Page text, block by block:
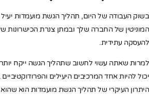
בשוק העבודה של היום, תהליך הגשת מועמדות יעיל
המוניטין של החברה שלך ובמתן צנרת הכישרונות
להעסקה עתידית.
למרות שאתה עשוי לחשוב שתהליך הגשה ייקח
יכול להיות אחד המרכיבים היעילים
היתרון העיקרי של תהליך הגשת מועמדות הוא